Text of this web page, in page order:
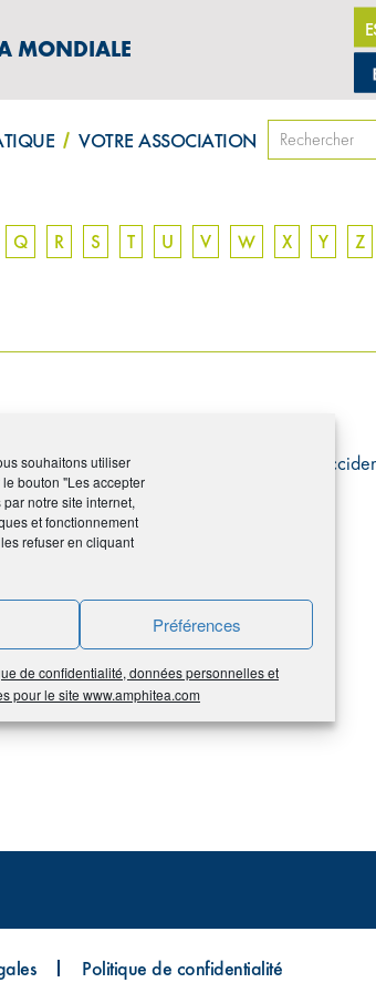
souhaitons utiliser
bouton "Les accepter
notre site internet,
et fonctionnement
refuser en cliquant
Préférences
de confidentialité, données personnelles et
pour le site www.amphitea.com
MONDIALE
VOTRE ASSOCIATION
Q R S T U V W X Y Z
invalide, suite à une maladie ou un
Politique de confidentialité